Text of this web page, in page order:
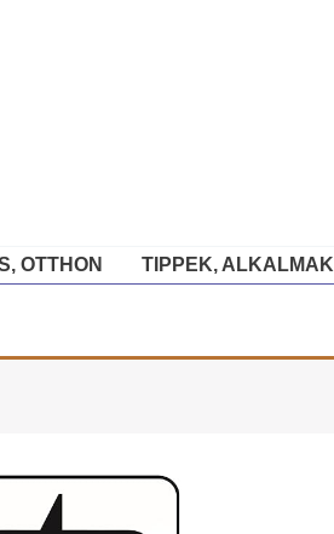
OTTHON TIPPEK, ALKALMAK